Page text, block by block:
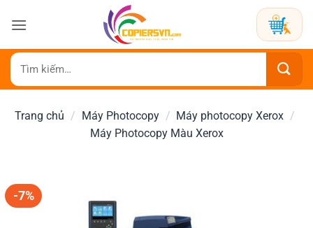
qua
dung
Tìm
kiếm:
Trang chủ / Máy Photocopy / Máy photocopy Xerox /
Máy Photocopy Màu Xerox
-7%